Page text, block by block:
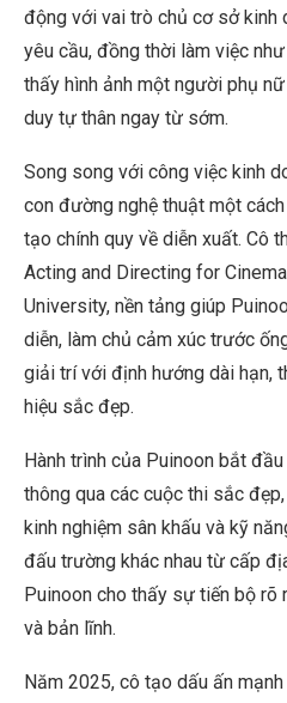
động với vai trò chủ cơ sở kinh
yêu cầu, đồng thời làm việc
thấy hình ảnh một người phụ
duy tự thân ngay từ sớm.
Song song với công việc kinh
con đường nghệ thuật một
tạo chính quy về diễn xuất. Cô
Acting and Directing for
University, nền tảng giúp
diễn, làm chủ cảm xúc trước
giải trí với định hướng dài hạn,
hiệu sắc đẹp.
Hành trình của Puinoon bắt
thông qua các cuộc thi sắc
kinh nghiệm sân khấu và kỹ
đấu trường khác nhau từ cấp
Puinoon cho thấy sự tiến bộ rõ
và bản lĩnh.
Năm 2025, cô tạo dấu ấn